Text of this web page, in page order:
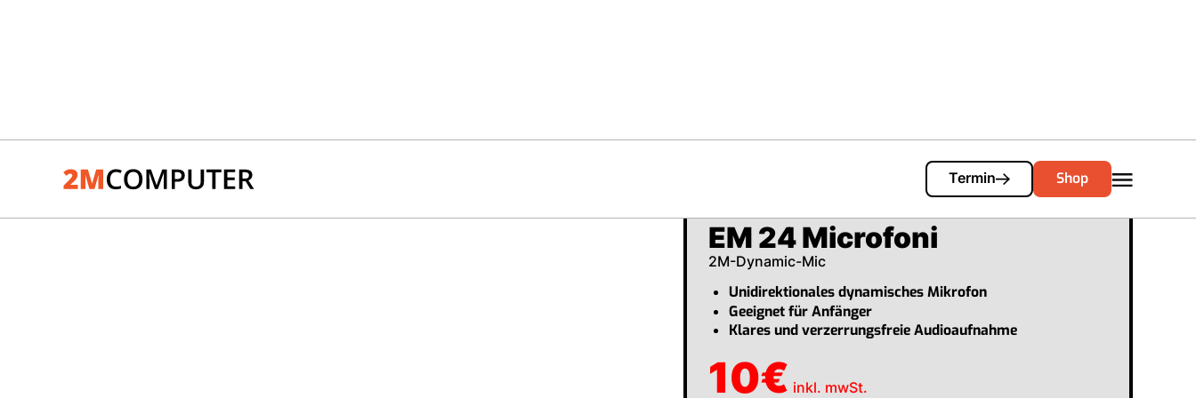
Termin Shop
Cart 0
EM 24 Microfoni
2M-Dynamic-Mic
Unidirektionales dynamisches Mikrofon
Geeignet für Anfänger
Klares und verzerrungsfreie Audioaufnahme
10€ inkl. mwSt.